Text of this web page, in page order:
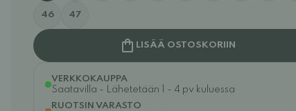
46 47
LISÄÄ OSTOSKORIIN
VERKKOKAUPPA
Saatavilla - Lähetetään 1 - 4 pv kuluessa
RUOTSIN VARASTO